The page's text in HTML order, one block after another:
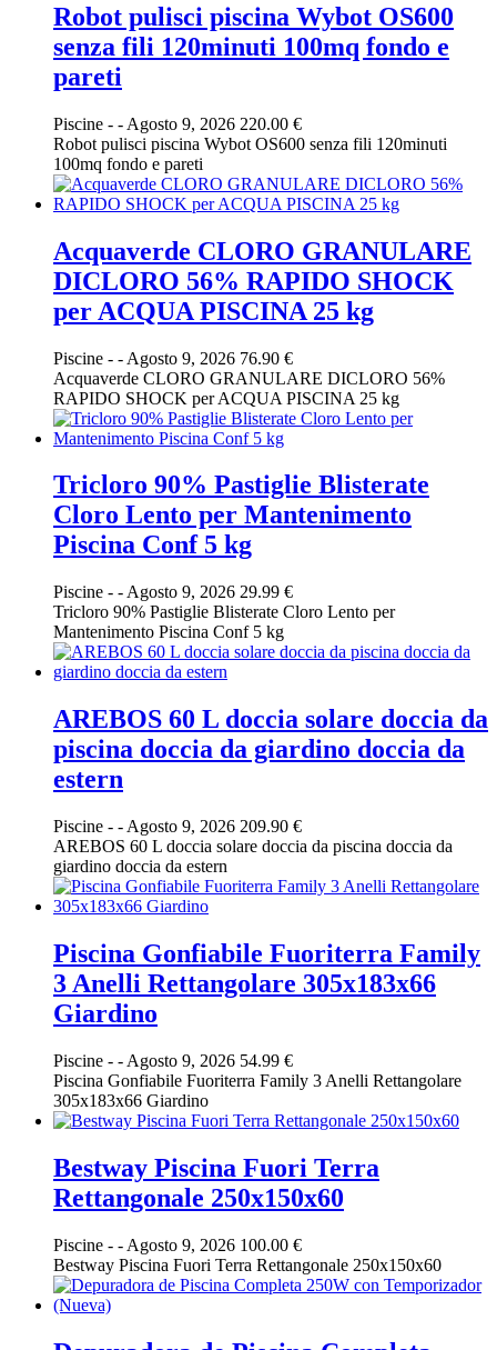
Robot pulisci piscina Wybot OS600
senza fili 120minuti 100mq fondo e
pareti
Piscine - - Agosto 9, 2026 220.00 €
Robot pulisci piscina Wybot OS600 senza fili 120minuti
100mq fondo e pareti
Acquaverde CLORO GRANULARE
DICLORO 56% RAPIDO SHOCK
per ACQUA PISCINA 25 kg
Piscine - - Agosto 9, 2026 76.90 €
Acquaverde CLORO GRANULARE DICLORO 56%
RAPIDO SHOCK per ACQUA PISCINA 25 kg
Tricloro 90% Pastiglie Blisterate
Cloro Lento per Mantenimento
Piscina Conf 5 kg
Piscine - - Agosto 9, 2026 29.99 €
Tricloro 90% Pastiglie Blisterate Cloro Lento per
Mantenimento Piscina Conf 5 kg
AREBOS 60 L doccia solare doccia da
piscina doccia da giardino doccia da
estern
Piscine - - Agosto 9, 2026 209.90 €
AREBOS 60 L doccia solare doccia da piscina doccia da
giardino doccia da estern
Piscina Gonfiabile Fuoriterra Family
3 Anelli Rettangolare 305x183x66
Giardino
Piscine - - Agosto 9, 2026 54.99 €
Piscina Gonfiabile Fuoriterra Family 3 Anelli Rettangolare
305x183x66 Giardino
Bestway Piscina Fuori Terra
Rettangonale 250x150x60
Piscine - - Agosto 9, 2026 100.00 €
Bestway Piscina Fuori Terra Rettangonale 250x150x60